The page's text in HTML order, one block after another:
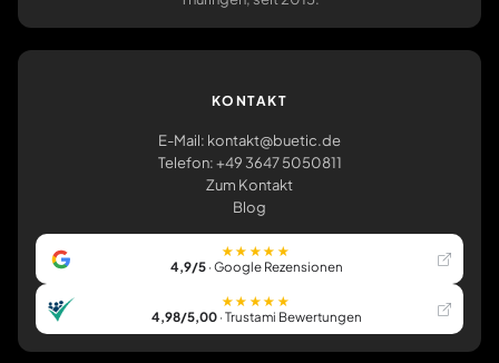
KONTAKT
E-Mail: kontakt@buetic.de
Telefon: +49 3647 5050811
Zum Kontakt
Blog
★★★★★
4,9/5· Google Rezensionen
★★★★★
4,98/5,00· Trustami Bewertungen